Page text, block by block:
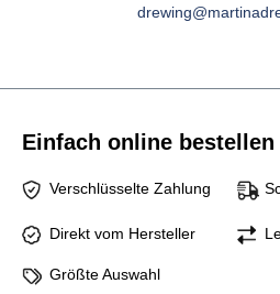
Einfach online bestellen
Verschlüsselte Zahlung
Direkt vom Hersteller
Größte Auswahl